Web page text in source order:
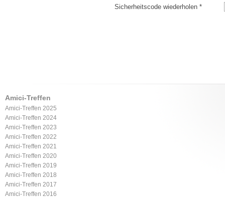
Sicherheitscode wiederholen *
Amici-Treffen
Amici-Treffen 2025
Amici-Treffen 2024
Amici-Treffen 2023
Amici-Treffen 2022
Amici-Treffen 2021
Amici-Treffen 2020
Amici-Treffen 2019
Amici-Treffen 2018
Amici-Treffen 2017
Amici-Treffen 2016